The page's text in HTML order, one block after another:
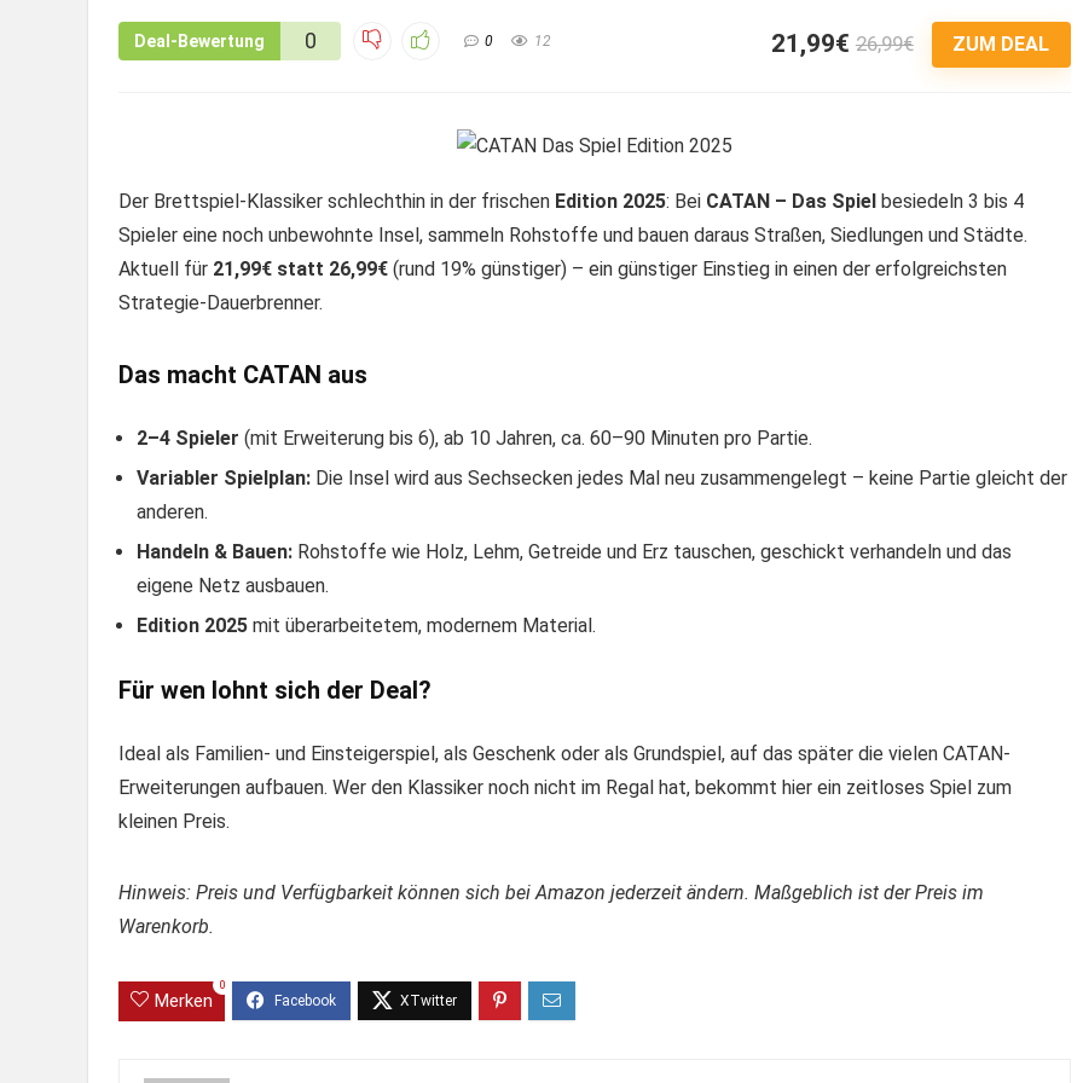
Deal-Bewertung 0 0 12 21,99€ 26,99€ ZUM DEAL
Der Brettspiel-Klassiker schlechthin in der frischen Edition 2025: Bei CATAN – Das Spiel besiedeln 3 bis 4
Spieler eine noch unbewohnte Insel, sammeln Rohstoffe und bauen daraus Straßen, Siedlungen und Städte.
Aktuell für 21,99€ statt 26,99€ (rund 19% günstiger) – ein günstiger Einstieg in einen der erfolgreichsten
Strategie-Dauerbrenner.
Das macht CATAN aus
2–4 Spieler (mit Erweiterung bis 6), ab 10 Jahren, ca. 60–90 Minuten pro Partie.
Variabler Spielplan: Die Insel wird aus Sechsecken jedes Mal neu zusammengelegt – keine Partie gleicht der
anderen.
Handeln & Bauen: Rohstoffe wie Holz, Lehm, Getreide und Erz tauschen, geschickt verhandeln und das
eigene Netz ausbauen.
Edition 2025 mit überarbeitetem, modernem Material.
Für wen lohnt sich der Deal?
Ideal als Familien- und Einsteigerspiel, als Geschenk oder als Grundspiel, auf das später die vielen CATAN-
Erweiterungen aufbauen. Wer den Klassiker noch nicht im Regal hat, bekommt hier ein zeitloses Spiel zum
kleinen Preis.
Hinweis: Preis und Verfügbarkeit können sich bei Amazon jederzeit ändern. Maßgeblich ist der Preis im
Warenkorb.
Merken
0